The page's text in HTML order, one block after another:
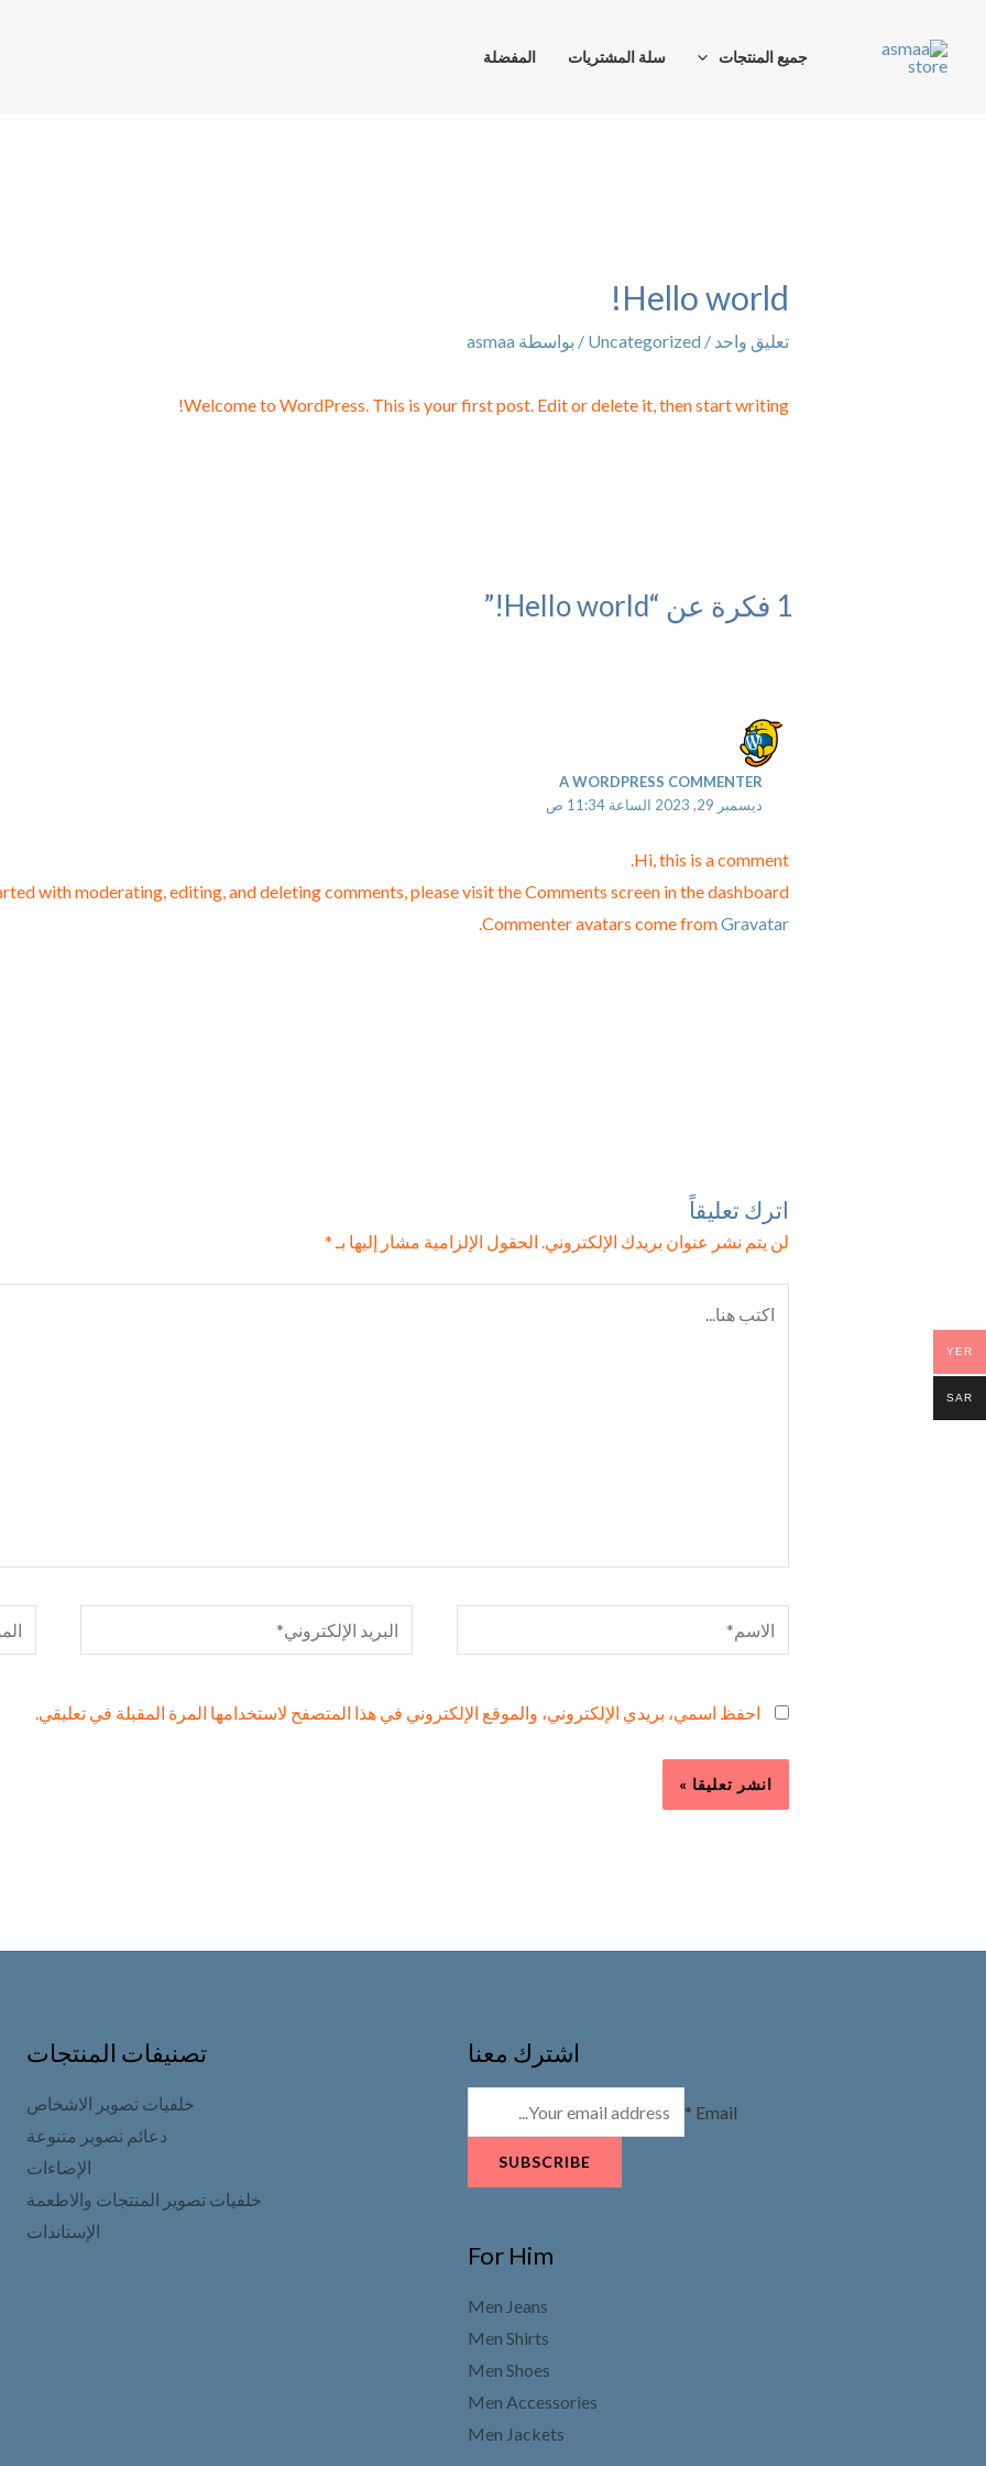
المحتوى
جميع المنتجات سلة المشتريات المفضلة
Hello world!
تعليق واحد /
Uncategorized / بواسطة asmaa
Welcome to WordPress. This is your first post. Edit or delete it, then start writing!
1 فكرة عن “Hello world!”
A WORDPRESS COMMENTER
ديسمبر 29, 2023 الساعة 11:34 ص
Hi, this is a comment.
with moderating, editing, and deleting comments, please visit the Comments screen in the dashboard.
Commenter avatars come fromGravatar
.
اترك تعليقاً
لن يتم نشر عنوان بريدك الإلكتروني. الحقول الإلزامية مشار إليها بـ *
الاسم*
البريد
الإلكتروني*
احفظ اسمي، بريدي الإلكتروني، والموقع الإلكتروني في هذا المتصفح لاستخدامها المرة المقبلة في تعليقي.
اشترك معنا
Email
*
SUBSCRIBE
For Him
Men Jeans
Men Shirts
Men Shoes
Men Accessories
Men Jackets
تصنيفات المنتجات
خلفيات تصوير الاشخاص
دعائم تصوير متنوعة
الإضاءات
خلفيات تصوير المنتجات والاطعمة
الإستاندات
YER
SAR